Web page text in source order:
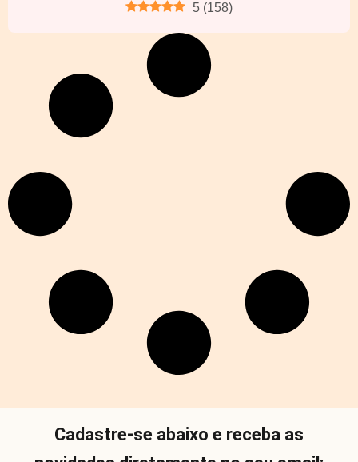
5 (158)
Cadastre-se abaixo e receba as